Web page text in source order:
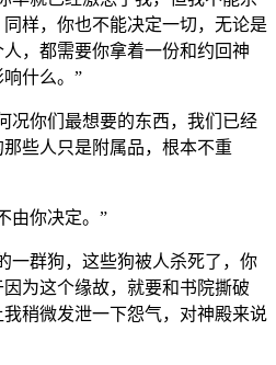
样，你也不能决定一切，无论是
，都需要你拿着一份和约回神
什么。”
况你们最想要的东西，我们已经
些人只是附属品，根本不重
由你决定。”
一群狗，这些狗被人杀死了，你
为这个缘故，就要和书院撕破
稍微发泄一下怨气，对神殿来说